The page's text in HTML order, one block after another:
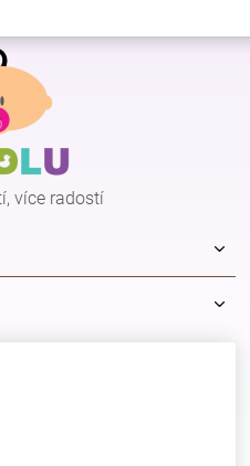
více radostí